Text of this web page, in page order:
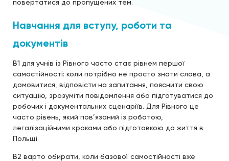
повертатися до пропущених тем.
Навчання для вступу, роботи та
документів
B1 для учнів із Рівного часто стає рівнем першої
самостійності: коли потрібно не просто знати слова, а
домовитися, відповісти на запитання, пояснити свою
ситуацію, зрозуміти повідомлення або підготуватися до
робочих і документальних сценаріїв. Для Рівного це
часто рівень, який пов’язаний із роботою,
легалізаційними кроками або підготовкою до життя в
Польщі.
B2 варто обирати, коли базової самостійності вже